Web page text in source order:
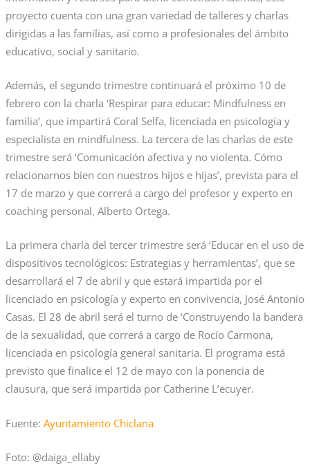
proyecto cuenta con una gran variedad de talleres y charlas
dirigidas a las familias, así como a profesionales del ámbito
educativo, social y sanitario.
Además, el segundo trimestre continuará el próximo 10 de
febrero con la charla ‘Respirar para educar: Mindfulness en
familia’, que impartirá Coral Selfa, licenciada en psicología y
especialista en mindfulness. La tercera de las charlas de este
trimestre será ‘Comunicación afectiva y no violenta. Cómo
relacionarnos bien con nuestros hijos e hijas’, prevista para el
17 de marzo y que correrá a cargo del profesor y experto en
coaching personal, Alberto Ortega.
La primera charla del tercer trimestre será ‘Educar en el uso de
dispositivos tecnológicos: Estrategias y herramientas’, que se
desarrollará el 7 de abril y que estará impartida por el
licenciado en psicología y experto en convivencia, José Antonio
Casas. El 28 de abril será el turno de ‘Construyendo la bandera
de la sexualidad, que correrá a cargo de Rocío Carmona,
licenciada en psicología general sanitaria. El programa está
previsto que finalice el 12 de mayo con la ponencia de
clausura, que será impartida por Catherine L’ecuyer.
Fuente: Ayuntamiento Chiclana
Foto: @daiga_ellaby